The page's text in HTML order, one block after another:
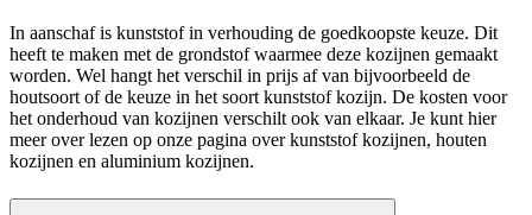
In aanschaf is kunststof in verhouding de goedkoopste keuze. Dit
heeft te maken met de grondstof waarmee deze kozijnen gemaakt
worden. Wel hangt het verschil in prijs af van bijvoorbeeld de
houtsoort of de keuze in het soort kunststof kozijn. De kosten voor
het onderhoud van kozijnen verschilt ook van elkaar. Je kunt hier
meer over lezen op onze pagina over kunststof kozijnen, houten
kozijnen en aluminium kozijnen.